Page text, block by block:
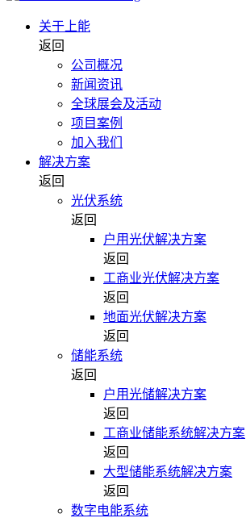
关于上能
返回
公司概况
新闻资讯
全球展会及活动
项目案例
加入我们
解决方案
返回
光伏系统
返回
户用光伏解决方案
返回
工商业光伏解决方案
返回
地面光伏解决方案
返回
储能系统
返回
户用光储解决方案
返回
工商业储能系统解决方案
返回
大型储能系统解决方案
返回
数字电能系统